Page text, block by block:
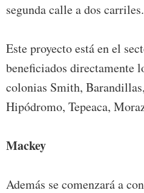
segunda calle a dos carriles.
Este proyecto está en el
beneficiados directamente
colonias Smith,
Hipódromo, Tepeaca,
Mackey
Además se comenzará a